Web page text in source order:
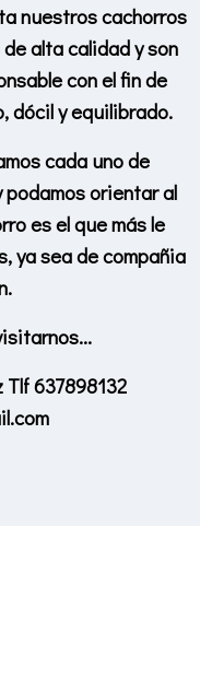
nuestros cachorros
alta calidad y son
con el fin de
dócil y equilibrado.
cada uno de
orientar al
es el que más le
ya sea de compañia
637898132